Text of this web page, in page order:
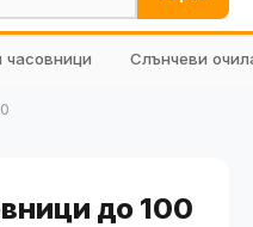
часовници Слънчеви
до 100